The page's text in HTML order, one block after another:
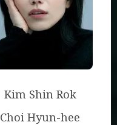
Kim Shin Rok
Choi Hyun-hee